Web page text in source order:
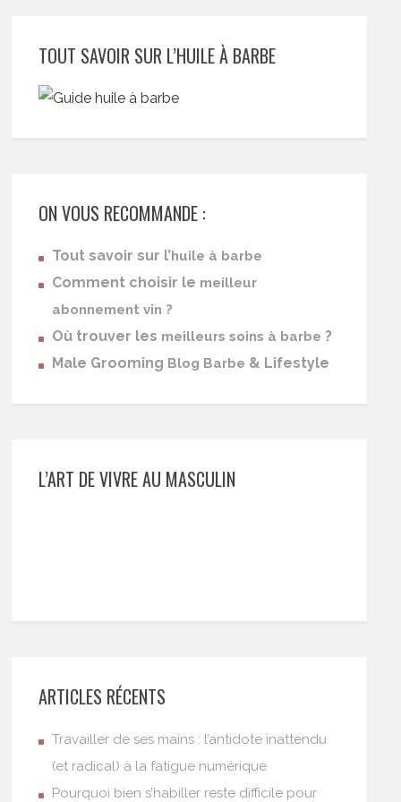
TOUT SAVOIR SUR L’HUILE À BARBE
ON VOUS RECOMMANDE :
Tout savoir sur l’huile à barbe
Comment choisir le meilleur
abonnement vin ?
Où trouver les meilleurs soins à barbe ?
Male Grooming Blog Barbe & Lifestyle
L’ART DE VIVRE AU MASCULIN
ARTICLES RÉCENTS
Travailler de ses mains : l’antidote inattendu
(et radical) à la fatigue numérique
Pourquoi bien s’habiller reste difficile pour